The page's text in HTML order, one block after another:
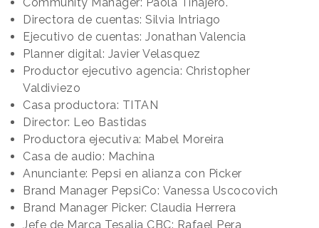
Directora de cuentas: Silvia Intriago
Ejecutivo de cuentas: Jonathan Valencia
Planner digital: Javier Velasquez
Productor ejecutivo agencia: Christopher
Valdiviezo
Casa productora: TITAN
Director: Leo Bastidas
Productora ejecutiva: Mabel Moreira
Casa de audio: Machina
Anunciante: Pepsi en alianza con Picker
Brand Manager PepsiCo: Vanessa Uscocovich
Brand Manager Picker: Claudia Herrera
Jefe de Marca Tesalia CBC: Rafael Pera